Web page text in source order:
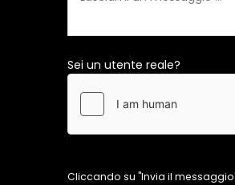
Sei un utente reale?
Cliccando su "Invia il